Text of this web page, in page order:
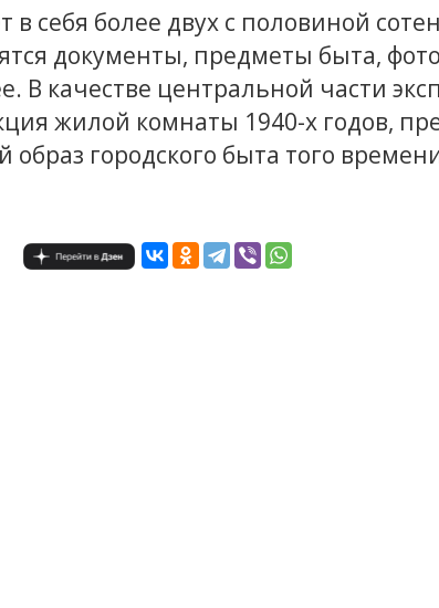
себя более двух с половиной
документы, предметы быта,
В качестве центральной части
жилой комнаты 1940-х годов,
образ городского быта того